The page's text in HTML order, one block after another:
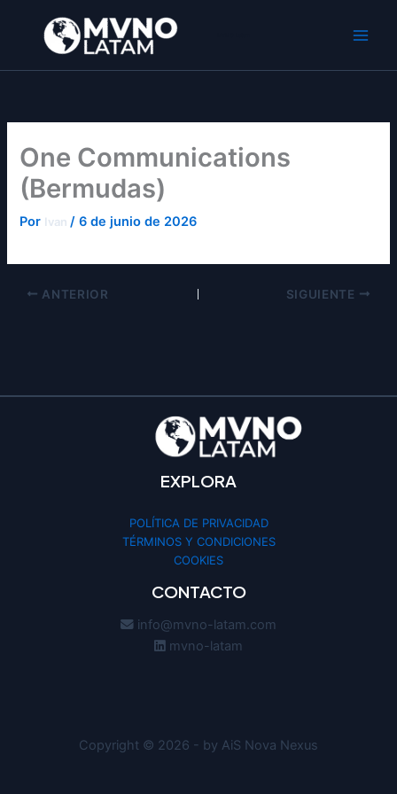
contenido
One Communications
(Bermudas)
Por Ivan/6 de junio de 2026
ANTERIOR SIGUIENTE
EXPLORA
POLÍTICA DE PRIVACIDAD
TÉRMINOS Y CONDICIONES
COOKIES
CONTACTO
info@mvno-latam.com
mvno-latam
Copyright © 2026 - by AiS Nova Nexus